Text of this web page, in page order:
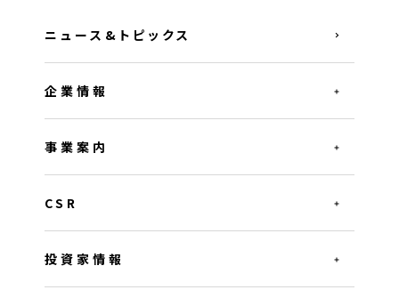
ニュース&トピックス
企業情報
事業案内
CSR
投資家情報